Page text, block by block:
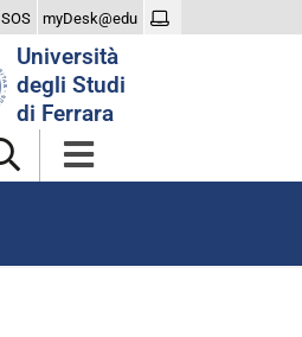
SOS myDesk@edu
Università
degli Studi
di Ferrara